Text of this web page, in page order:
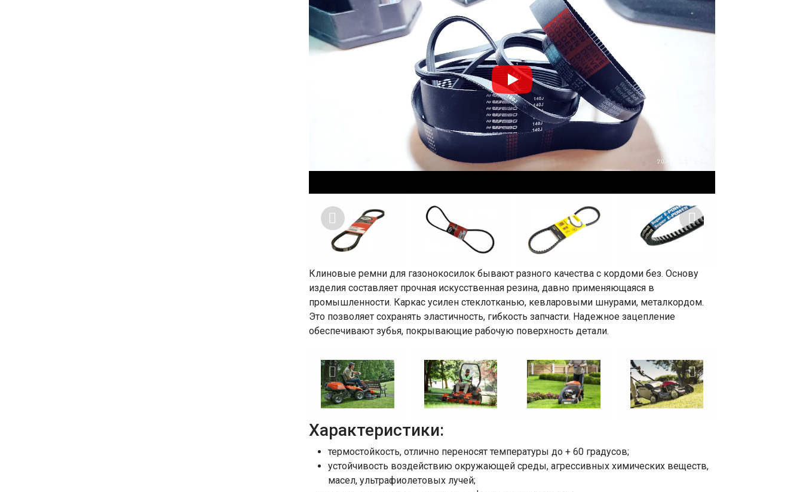
Клиновые ремни для газонокосилок бывают разного качества с кордоми без. Основу
изделия составляет прочная искусственная резина, давно применяющаяся в
промышленности. Каркас усилен стеклотканью, кевларовыми шнурами, металкордом.
Это позволяет сохранять эластичность, гибкость запчасти. Надежное зацепление
обеспечивают зубья, покрывающие рабочую поверхность детали.
Характеристики:
термостойкость, отлично переносят температуры до + 60 градусов;
устойчивость воздействию окружающей среды, агрессивных химических веществ,
масел, ультрафиолетовых лучей;